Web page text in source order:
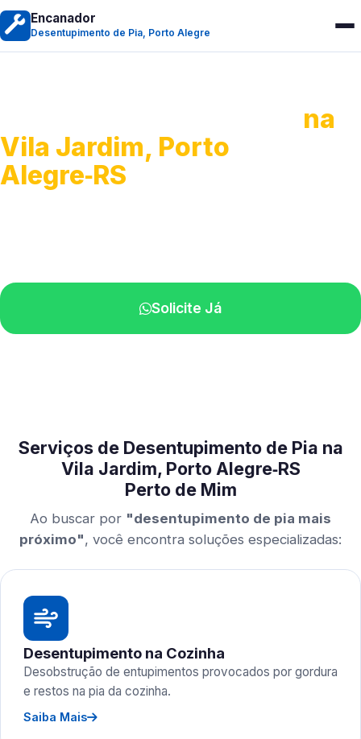
Encanador
Desentupimento de Pia, Porto Alegre
na
Vila Jardim, Porto
Alegre‑RS
Solicite Já
Serviços de Desentupimento de Pia na
Vila Jardim, Porto Alegre‑RS
Perto de Mim
Ao buscar por "desentupimento de pia mais
próximo", você encontra soluções especializadas:
Desentupimento na Cozinha
Desobstrução de entupimentos provocados por gordura
e restos na pia da cozinha.
Saiba Mais